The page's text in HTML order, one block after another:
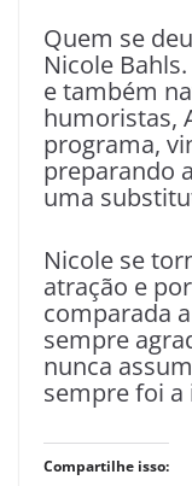
Quem se
Nicole
e também
humoristas,
programa,
preparando
uma
Nicole se
atração e
comparada
sempre
nunca
sempre foi
Compartilhe isso: